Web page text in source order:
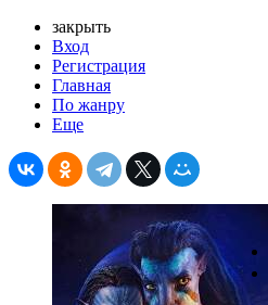
закрыть
Вход
Регистрация
Главная
По жанру
Еще